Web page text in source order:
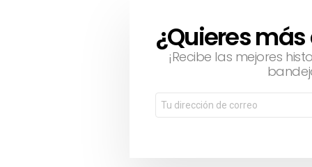
NEWSLETTER
¿Quieres
¡Recibe las mejores